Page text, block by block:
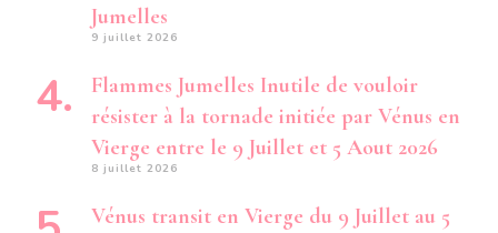
Jumelles
9 juillet 2026
Flammes Jumelles Inutile de vouloir
résister à la tornade initiée par Vénus en
Vierge entre le 9 Juillet et 5 Aout 2026
8 juillet 2026
Vénus transit en Vierge du 9 Juillet au 5